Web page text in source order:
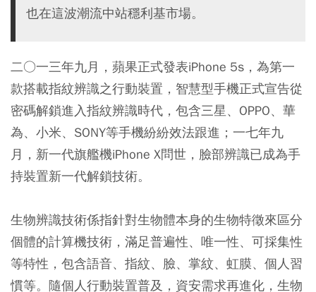
也在這波潮流中站穩利基市場。
二○一三年九月，蘋果正式發表iPhone 5s，為第一
款搭載指紋辨識之行動裝置，智慧型手機正式宣告從
密碼解鎖進入指紋辨識時代，包含三星、OPPO、華
為、小米、SONY等手機紛紛效法跟進；一七年九
月，新一代旗艦機iPhone X問世，臉部辨識已成為手
持裝置新一代解鎖技術。
生物辨識技術係指針對生物體本身的生物特徵來區分
個體的計算機技術，滿足普遍性、唯一性、可採集性
等特性，包含語音、指紋、臉、掌紋、虹膜、個人習
慣等。隨個人行動裝置普及，資安需求再進化，生物